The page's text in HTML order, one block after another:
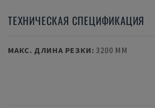
ТЕХНИЧЕСКАЯ СПЕЦИФИКАЦИЯ
МАКС. ДЛИНА РЕЗКИ: 3200 MM